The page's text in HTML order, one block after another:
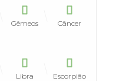
Gêmeos Câncer
Libra Escorpião